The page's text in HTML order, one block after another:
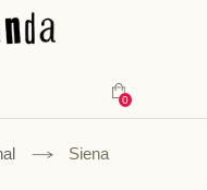
Mein
Siena